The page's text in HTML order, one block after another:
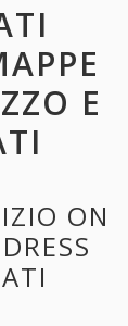
E
ON